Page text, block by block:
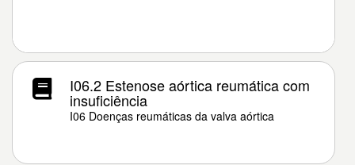
I06.2 Estenose aórtica reumática com
insuficiência
I06 Doenças reumáticas da valva aórtica